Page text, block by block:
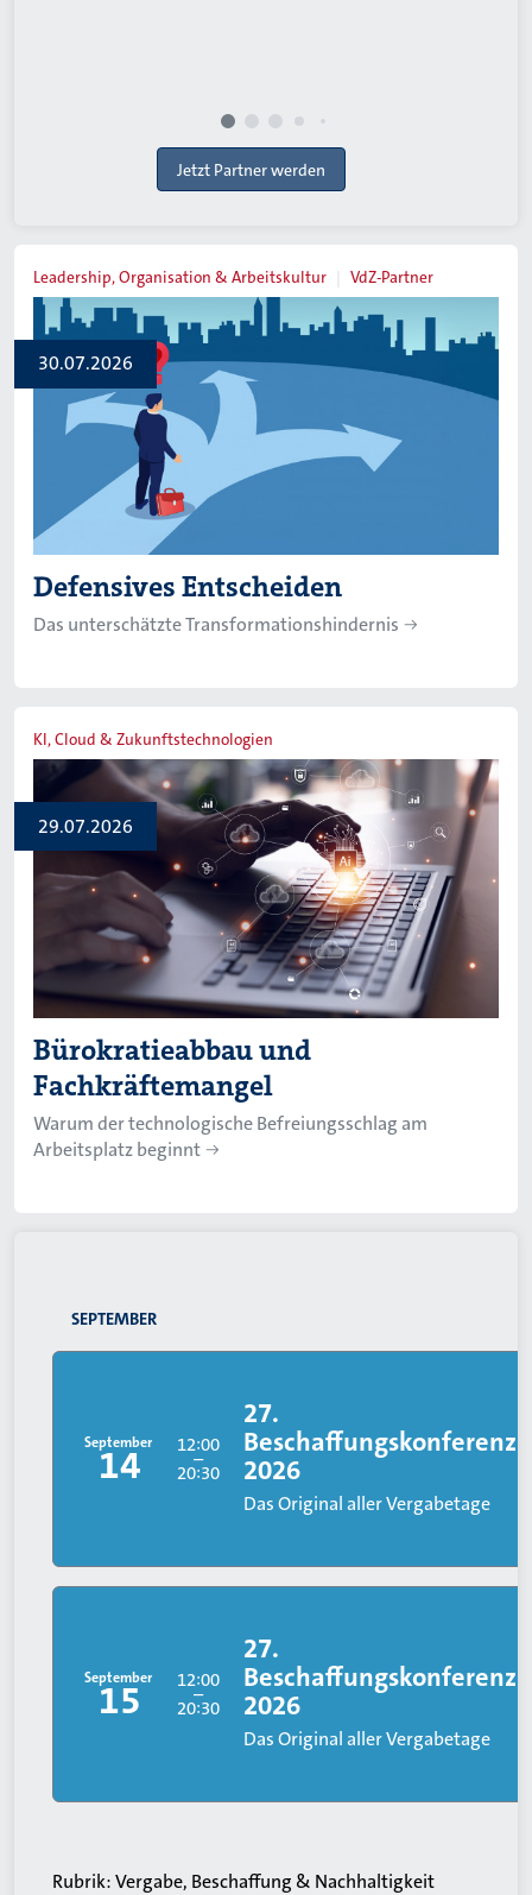
Jetzt Partner werden
30.07.2026
Leadership, Organisation & Arbeitskultur VdZ-Partner
Defensives Entscheiden
Das unterschätzte Transformationshindernis
29.07.2026
KI, Cloud & Zukunftstechnologien
Bürokratieabbau und
Fachkräftemangel
Warum der technologische Befreiungsschlag am
Arbeitsplatz beginnt
SEPTEMBER
September
14 12:00
–
20:30
27.
Beschaffungskonferenz
2026
Das Original aller Vergabetage
September
15 12:00
–
20:30
27.
Beschaffungskonferenz
2026
Das Original aller Vergabetage
Rubrik:Vergabe, Beschaffung & Nachhaltigkeit